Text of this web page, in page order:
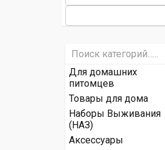
Для домашних
питомцев
Товары для дома
Наборы Выживания
(НАЗ)
Аксессуары